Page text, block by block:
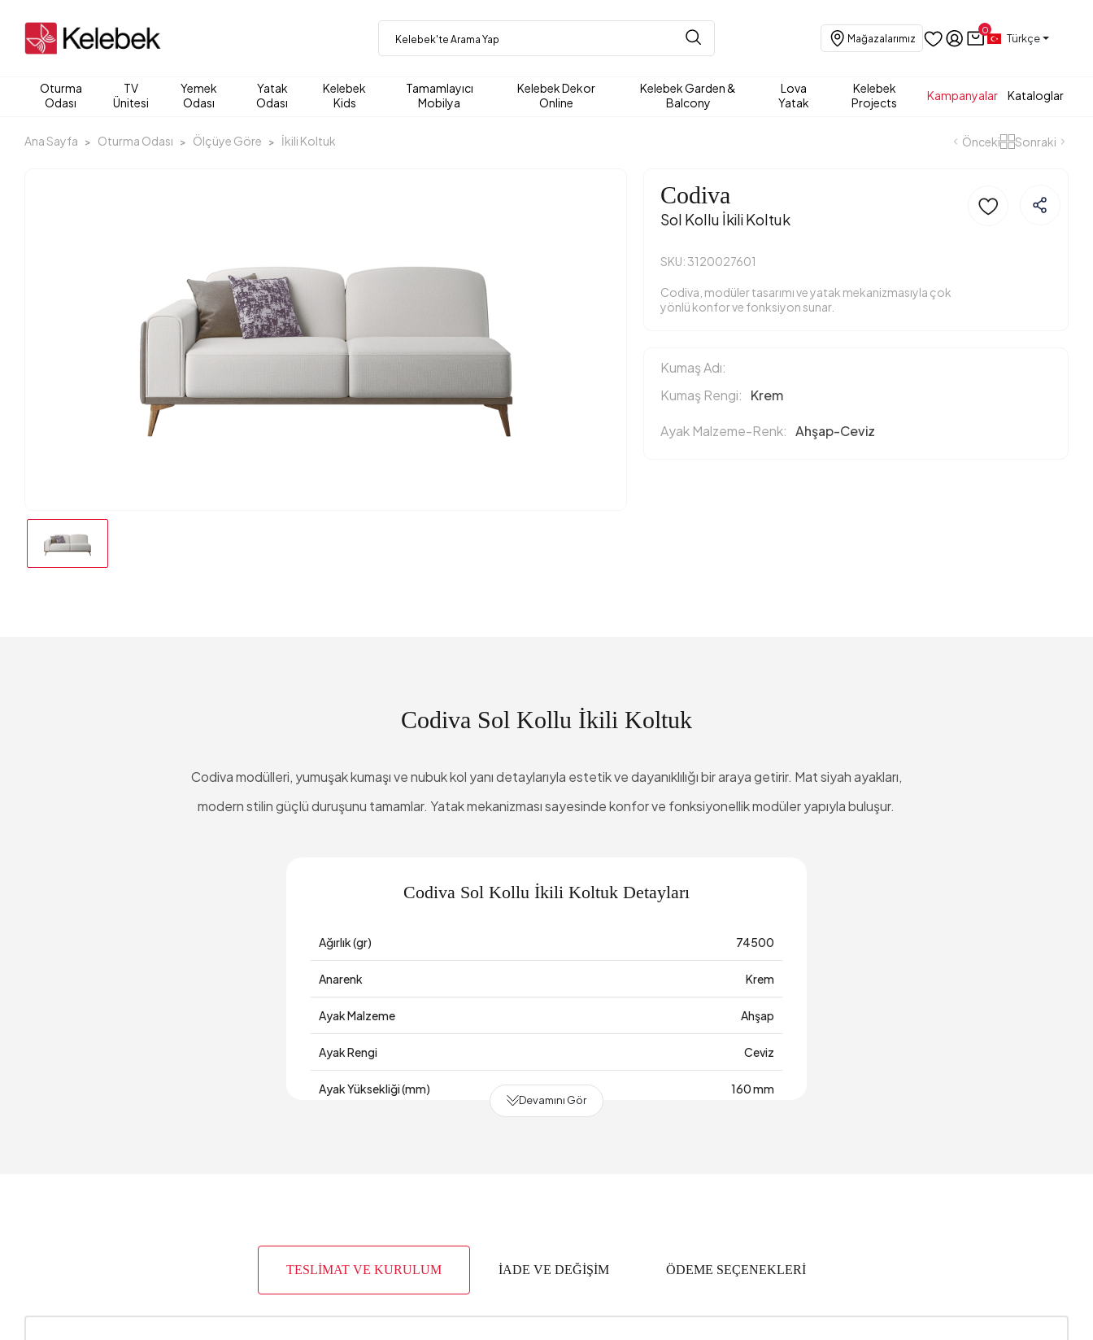
Mağazalarımız
0
Türkçe
Oturma
Odası
TV
Ünitesi
Yemek
Odası
Yatak
Odası
Kelebek
Kids
Tamamlayıcı
Mobilya
Kelebek Dekor
Online
Kelebek Garden &
Balcony
Lova
Yatak
Kelebek
Projects
Kampanyalar Kataloglar
Ana Sayfa Oturma Odası Ölçüye Göre İkili Koltuk Önceki Sonraki
Codiva
Sol Kollu İkili Koltuk
SKU: 3120027601
Codiva, modüler tasarımı ve yatak mekanizmasıyla çok
yönlü konfor ve fonksiyon sunar.
Kumaş Adı:
Kumaş Rengi:
Krem
Ayak Malzeme-Renk: Ahşap-Ceviz
Codiva Sol Kollu İkili Koltuk
Codiva modülleri, yumuşak kumaşı ve nubuk kol yanı detaylarıyla estetik ve dayanıklılığı bir araya getirir. Mat siyah ayakları,
modern stilin güçlü duruşunu tamamlar. Yatak mekanizması sayesinde konfor ve fonksiyonellik modüler yapıyla buluşur.
Codiva Sol Kollu İkili Koltuk Detayları
Ağırlık (gr) 74500
Anarenk Krem
Ayak Malzeme Ahşap
Ayak Rengi Ceviz
Ayak Yüksekliği (mm) 160 mm
Kapasite 2
Devamını Gör
TESLİMAT VE KURULUM İADE VE DEĞİŞİM ÖDEME SEÇENEKLERİ